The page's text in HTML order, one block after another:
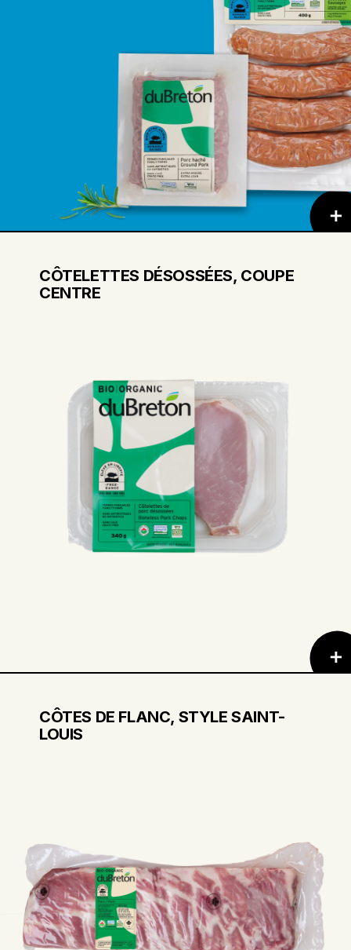
CÔTELETTES DÉSOSSÉES, COUPE
CENTRE
CÔTES DE FLANC, STYLE SAINT-
LOUIS